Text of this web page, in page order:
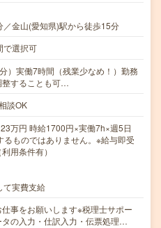
金山(愛知県)駅から徒歩15分
で選択可
）実働7時間（残業少なめ！）勤務
整することも可…
談OK
万円 時給1700円×実働7h×週5日
ものではありません。※給与即受
用条件有）
て実費支給
事をお願いします※税理士サポー
タの入力・仕訳入力・伝票処理…